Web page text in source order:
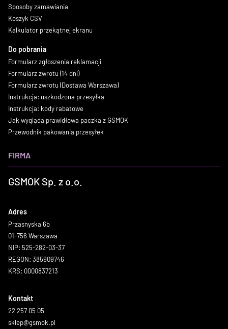
Sposoby zamawiania
Koszyk CSV
Kalkulator przekątnej ekranu
Do pobrania
Formularz zgłoszenia reklamacji
Formularz zwrotu (14 dni)
Formularz zwrotu (Dostawa Warszawa)
Instrukcja: uszkodzona przesyłka
Instrukcja: kody rabatowe
Jak wygląda prawidłowa paczka z GSMOK
Przewodnik pakowania przesyłek
FIRMA
GSMOK Sp. z o.o.
Adres
Przasnyska 6b
01-756 Warszawa
NIP: 525-282-03-37
REGON: 385909746
KRS: 0000837213
Kontakt
22 257 05 05
sklep@gsmok.pl